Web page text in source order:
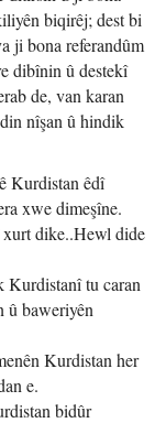
biqirêj; dest bi
ji bona referandûm
dibînin û destekî
de, van karan
nîşan û hindik
Kurdistan êdî
xwe dimeşîne.
dike..Hewl dide
Kurdistanî tu caran
û baweriyên
Kurdistan her
e.
bidûr